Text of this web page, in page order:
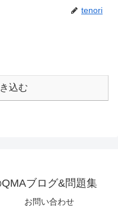
tenori
込む
ブログ&問題集
お問い合わせ